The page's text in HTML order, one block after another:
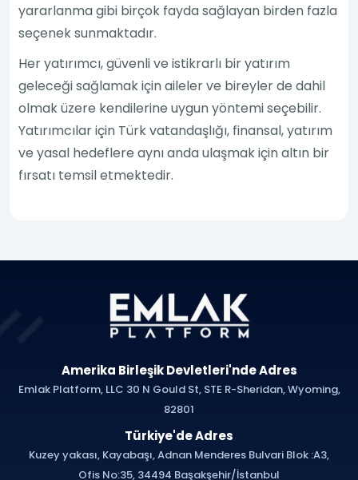
yararlanma gibi birçok fayda sağlayan birden fazla
seçenek sunmaktadır.
Her yatırımcı, güvenli ve istikrarlı bir yatırım
geleceği sağlamak için aileler ve bireyler de dahil
olmak üzere kendilerine uygun yöntemi seçebilir.
Yatırımcılar için Türk vatandaşlığı, finansal, yatırım
ve yasal hedeflere aynı anda ulaşmak için altın bir
fırsatı temsil etmektedir.
Amerika Birleşik Devletleri'nde Adres
Emlak Platform, LLC 30 N Gould St, STE R-Sheridan, Wyoming,
82801
Türkiye'de Adres
Kuzey yakası, Kayabaşı, Adnan Menderes Bulvari Blok :A3,
Ofis No:35, 34494 Başakşehir/İstanbul